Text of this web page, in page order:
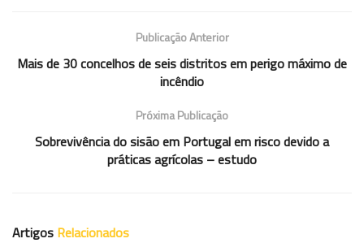
Publicação Anterior
Mais de 30 concelhos de seis distritos em perigo máximo de
incêndio
Próxima Publicação
Sobrevivência do sisão em Portugal em risco devido a
práticas agrícolas – estudo
Artigos Relacionados